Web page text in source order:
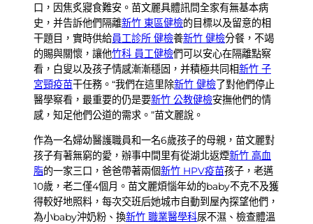
口，因焦炙寢食難安。苗文麗具體訊問全家有無基本病
史，并告訴他們隔離新竹 東區健檢的目標以及留意的相
干題目，實時供給員工診所 健檢養新竹 健檢分餐，不竭
的賜與關懷，讓他竹科 員工健檢們可以安心在隔離點察
看，白叟以及孩子情感漸漸穩固，并積極共同相新竹 子
宮頸疫苗干任務。“我們在這里除新竹 健檢了對他們停止
醫學察看，最重要的仍是要新竹 公教健檢安撫他們的情
感，知足他們公道的需求。”苗文麗說。
作為一名婦幼醫護職員和一名6歲孩子的母親，苗文麗對
孩子有著無窮的愛，辦事中間里有從湖北返煙新竹 高血
脂的一家三口，爸爸帶著兩個新竹 HPV疫苗孩子，老邁
10歲，老二僅4個月。苗文麗煩惱年幼的baby不克不及獲
得較好地照料，每次交班后她城市自動到屋內探望他們，
為小baby沖奶粉、換新竹 職業醫學科尿不濕、檢查體溫